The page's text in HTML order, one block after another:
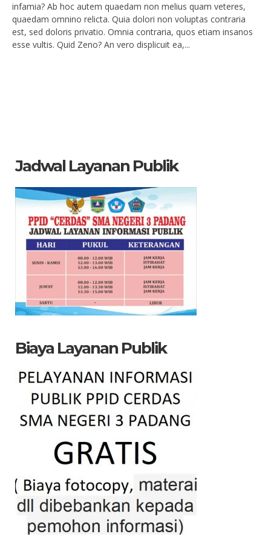
infamia? Ab hoc autem quaedam non melius quam veteres,
quaedam omnino relicta. Quia dolori non voluptas contraria
est, sed doloris privatio. Omnia contraria, quos etiam insanos
esse vultis. Quid Zeno? An vero displicuit ea,...
Jadwal Layanan Publik
Biaya Layanan Publik